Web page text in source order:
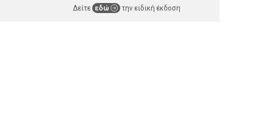
Δείτε εδώ την ειδική έκδοση